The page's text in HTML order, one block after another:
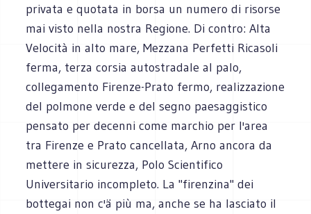
privata e quotata in borsa un numero di risorse
mai visto nella nostra Regione. Di contro: Alta
Velocità in alto mare, Mezzana Perfetti Ricasoli
ferma, terza corsia autostradale al palo,
collegamento Firenze-Prato fermo, realizzazione
del polmone verde e del segno paesaggistico
pensato per decenni come marchio per l'area
tra Firenze e Prato cancellata, Arno ancora da
mettere in sicurezza, Polo Scientifico
Universitario incompleto. La "firenzina" dei
bottegai non c'ä più ma, anche se ha lasciato il